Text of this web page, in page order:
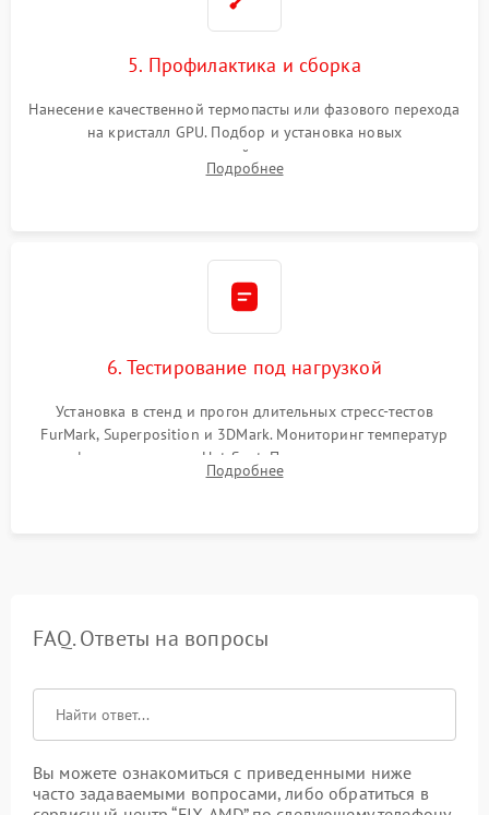
5. Профилактика и сборка
Нанесение качественной термопасты или фазового перехода
на кристалл GPU. Подбор и установка новых
термопрокладок правильной толщины на память и цепи
питания. Монтаж радиатора и бэкплейта, подключение и
Подробнее
6. Тестирование под нагрузкой
Установка в стенд и прогон длительных стресс-тестов
FurMark, Superposition и 3DMark. Мониторинг температур
графического чипа и Hot Spot. Проверка на отсутствие
артефактов изображения, вылетов драйвера и зависаний.
Подробнее
FAQ. Ответы на вопросы
Вы можете ознакомиться с приведенными ниже
часто задаваемыми вопросами, либо обратиться в